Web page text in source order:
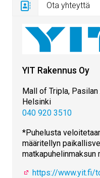
Ota yhteyttä
YIT Rakennus Oy
Mall of Tripla,
Helsinki
040 920 3510
*Puhelusta
määritellyn
matkapuhelinmaksun
https://www.yit.fi/